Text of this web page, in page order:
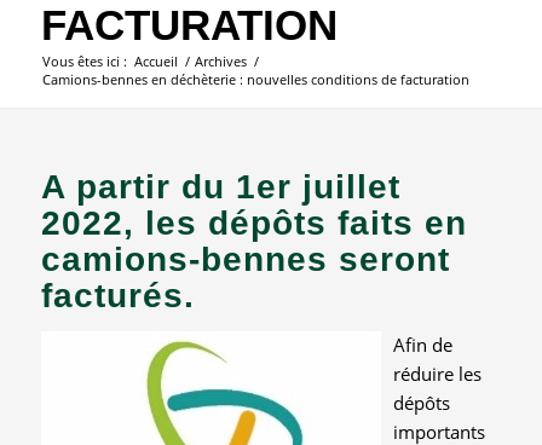
FACTURATION
Vous êtes ici : Accueil / Archives /
Camions-bennes en déchèterie : nouvelles conditions de facturation
A partir du 1er juillet
2022, les dépôts faits en
camions-bennes seront
facturés.
Afin de
réduire les
dépôts
importants